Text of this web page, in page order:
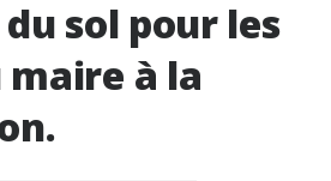
sol pour les
à la